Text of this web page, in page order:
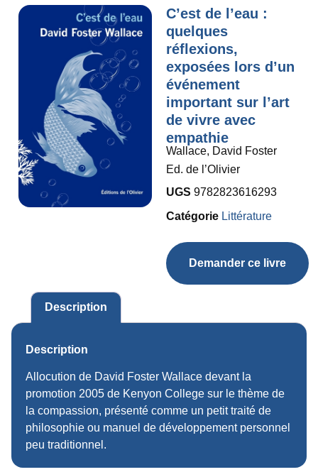
C’est de l’eau :
quelques
réflexions,
exposées lors d’un
événement
important sur l’art
de vivre avec
empathie
Wallace, David Foster
Ed. de l’Olivier
UGS 9782823616293
Catégorie Littérature
Demander ce livre
Description
Description
Allocution de David Foster Wallace devant la
promotion 2005 de Kenyon College sur le thème de
la compassion, présenté comme un petit traité de
philosophie ou manuel de développement personnel
peu traditionnel.